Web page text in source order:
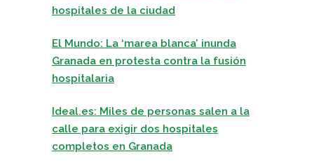
hospitales de la ciudad
El Mundo: La ‘marea blanca’ inunda
Granada en protesta contra la fusión
hospitalaria
Ideal.es: Miles de personas salen a la
calle para exigir dos hospitales
completos en Granada